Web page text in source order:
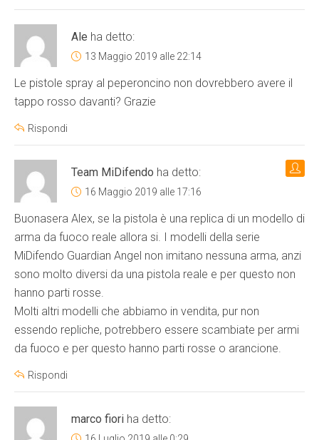
Ale ha detto:
13 Maggio 2019 alle 22:14
Le pistole spray al peperoncino non dovrebbero avere il
tappo rosso davanti? Grazie
Rispondi
Team MiDifendo ha detto:
16 Maggio 2019 alle 17:16
Buonasera Alex, se la pistola è una replica di un modello di
arma da fuoco reale allora si. I modelli della serie
MiDifendo Guardian Angel non imitano nessuna arma, anzi
sono molto diversi da una pistola reale e per questo non
hanno parti rosse.
Molti altri modelli che abbiamo in vendita, pur non
essendo repliche, potrebbero essere scambiate per armi
da fuoco e per questo hanno parti rosse o arancione.
Rispondi
marco fiori ha detto: